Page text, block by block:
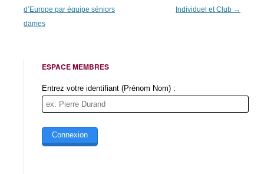
des
articles
d’Europe par équipe séniors
dames
Individuel et Club →
ESPACE MEMBRES
Entrez votre identifiant (Prénom Nom) :